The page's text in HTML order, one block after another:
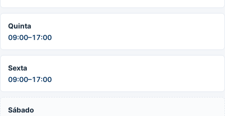
Quinta
09:00–17:00
Sexta
09:00–17:00
Sábado